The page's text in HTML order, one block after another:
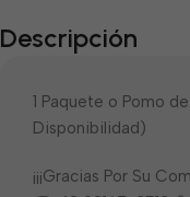
Descripción
1 Paquete o Pomo
Disponibilidad)
¡¡¡Gracias Por Su